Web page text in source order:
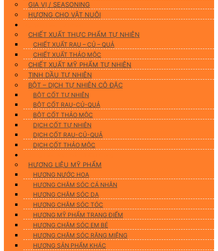
GIA VỊ / SEASONING
HƯƠNG CHO VẬT NUÔI
CHIẾT XUẤT THỰC PHẨM TỰ NHIÊN
CHIẾT XUẤT RAU – CỦ – QUẢ
CHIẾT XUẤT THẢO MỘC
CHIẾT XUẤT MỸ PHẨM TỰ NHIÊN
TINH DẦU TỰ NHIÊN
BỘT – DỊCH TỰ NHIÊN CÔ ĐẶC
BỘT CỐT TỰ NHIÊN
BỘT CỐT RAU-CỦ-QUẢ
BỘT CỐT THẢO MỘC
DỊCH CỐT TỰ NHIÊN
DỊCH CỐT RAU-CỦ-QUẢ
DỊCH CỐT THẢO MỘC
HƯƠNG LIỆU MỸ PHẨM
HƯƠNG NƯỚC HOA
HƯƠNG CHĂM SÓC CÁ NHÂN
HƯƠNG CHĂM SÓC DA
HƯƠNG CHĂM SÓC TÓC
HƯƠNG MỸ PHẨM TRANG ĐIỂM
HƯƠNG CHĂM SÓC EM BÉ
HƯƠNG CHĂM SÓC RĂNG MIỆNG
HƯƠNG SẢN PHẨM KHÁC